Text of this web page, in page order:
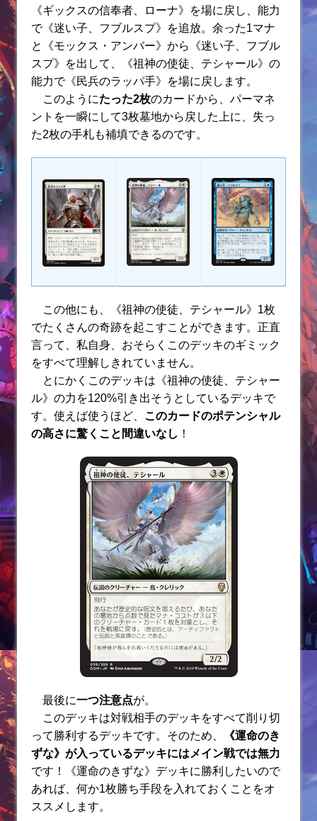
《ギックスの信奉者、ローナ》を場に戻し、能力
で《迷い子、フブルスプ》を追放。余った1マナ
と《モックス・アンバー》から《迷い子、フブル
スプ》を出して、《祖神の使徒、テシャール》の
能力で《民兵のラッパ手》を場に戻します。
このようにたった2枚のカードから、パーマネ
ントを一瞬にして3枚墓地から戻した上に、失っ
た2枚の手札も補填できるのです。
この他にも、《祖神の使徒、テシャール》1枚
でたくさんの奇跡を起こすことができます。 正直
言って、私自身、おそらくこのデッキのギミック
をすべて理解しきれていません。
とにかくこのデッキは《祖神の使徒、テシャー
ル》の力を120%引き出そうとしているデッキで
す。使えば使うほど、 このカードのポテンシャル
の高さに驚くこと間違いなし ！
最後に一つ注意点が。
このデッキは対戦相手のデッキをすべて削り切
って勝利するデッキです。そのため、
《運命のき
ずな》が入っているデッキにはメイン戦では無力
です！《運命のきずな》デッキに勝利したいので
あれば、何か1枚勝ち手段を入れておくことをオ
ススメします。